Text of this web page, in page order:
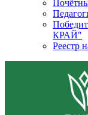
КРАЙ"
Реестр